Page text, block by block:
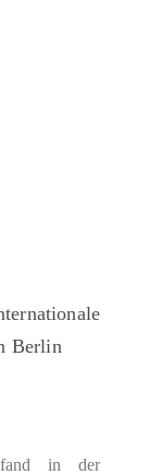
Berlin
in der